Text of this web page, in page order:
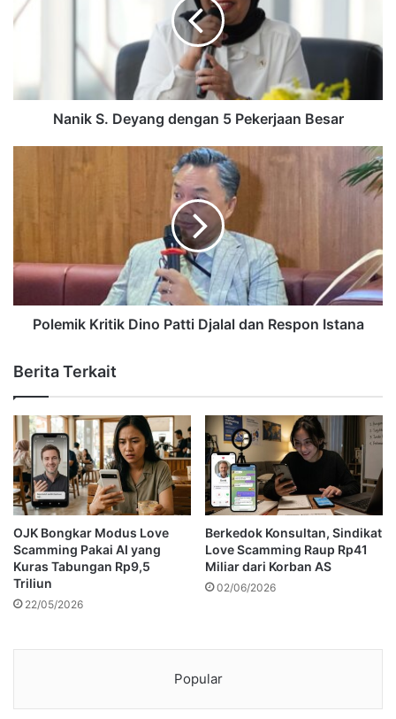
Nanik S. Deyang dengan 5 Pekerjaan Besar
Polemik Kritik Dino Patti Djalal dan Respon Istana
Berita Terkait
OJK Bongkar Modus Love
Scamming Pakai AI yang
Kuras Tabungan Rp9,5
Triliun
22/05/2026
Berkedok Konsultan, Sindikat
Love Scamming Raup Rp41
Miliar dari Korban AS
02/06/2026
Popular